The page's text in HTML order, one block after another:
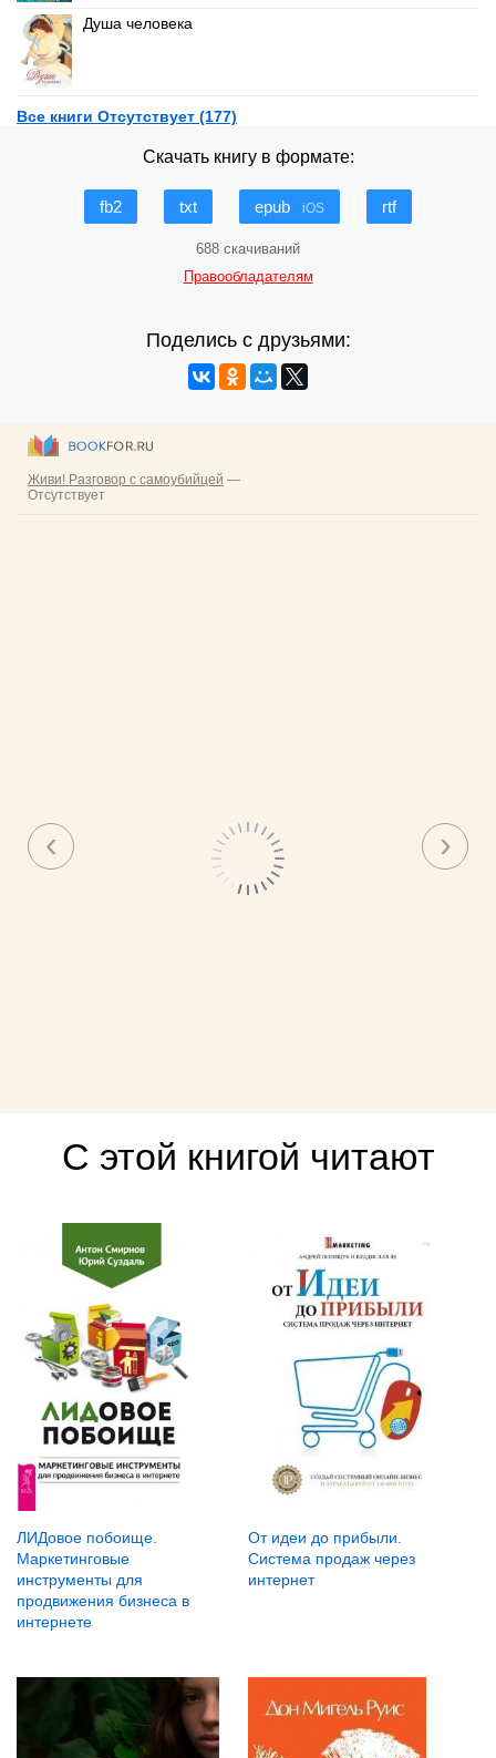
Душа человека
Все книги Отсутствует (177)
Скачать книгу в формате:
fb2 txt epub iOS rtf
688 скачиваний
Правообладателям
Поделись с друзьями:
С этой книгой читают
ЛИДовое побоище.
Маркетинговые
инструменты для
продвижения бизнеса в
интернете
От идеи до прибыли.
Система продаж через
интернет